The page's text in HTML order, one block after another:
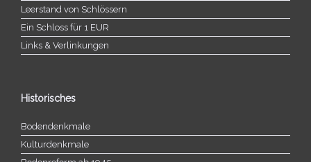
Leerstand von Schlössern
Ein Schloss für 1 EUR
Links & Verlinkungen
Historisches
Bodendenkmale
Kulturdenkmale